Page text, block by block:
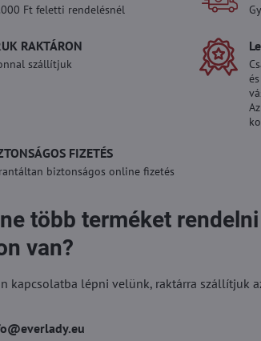
Ft feletti rendelésnél
RAKTÁRON
szállítjuk
FIZETÉS
biztonságos online fizetés
több terméket
van?
kapcsolatba lépni velünk, raktárra szállítjuk